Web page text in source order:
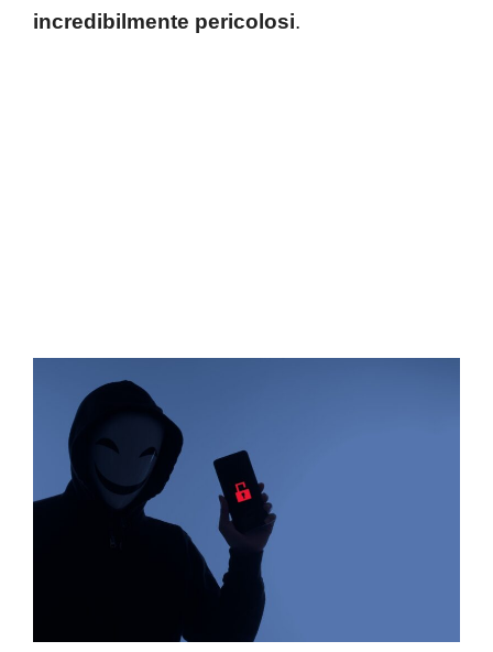
incredibilmente pericolosi.